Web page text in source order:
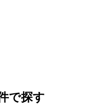
で探す